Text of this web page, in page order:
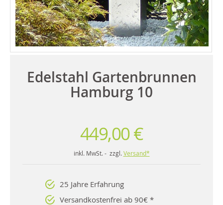
Edelstahl Gartenbrunnen
Hamburg 10
449,00 €
inkl. MwSt. - zzgl. Versand*
25 Jahre Erfahrung
Versandkostenfrei ab 90€ *